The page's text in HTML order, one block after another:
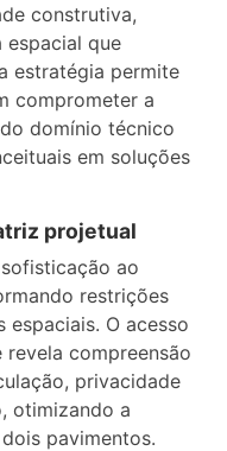
construtiva,
espacial que
estratégia permite
comprometer a
domínio técnico
em soluções
projetual
ao
restrições
O acesso
compreensão
privacidade
otimizando a
pavimentos.